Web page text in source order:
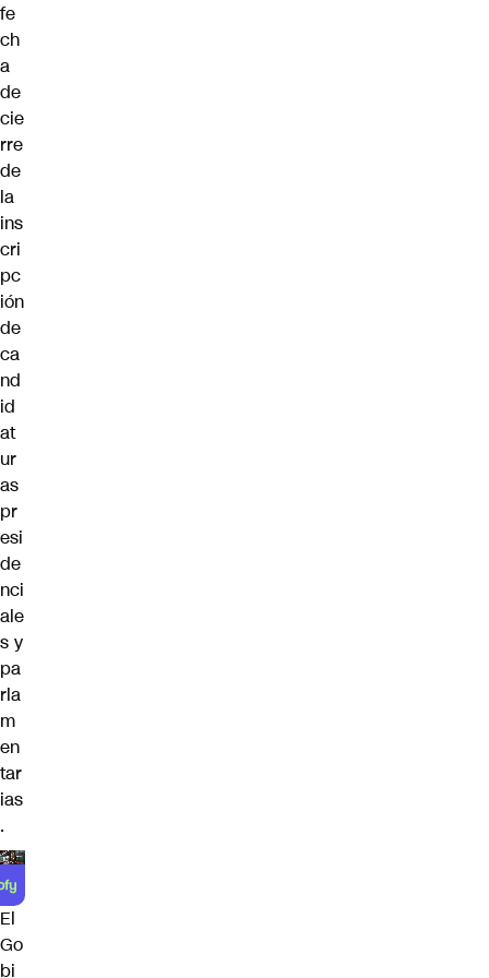
fe
ch
a
de
cie
rre
de
la
ins
cri
pc
ión
de
ca
nd
id
at
ur
as
pr
esi
de
nci
ale
s y
pa
rla
m
en
tar
ias
.
El
Go
bi